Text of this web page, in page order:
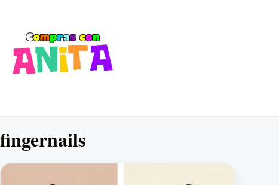
fingernails